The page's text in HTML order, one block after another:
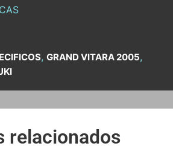
, GRAND VITARA 2005,
relacionados